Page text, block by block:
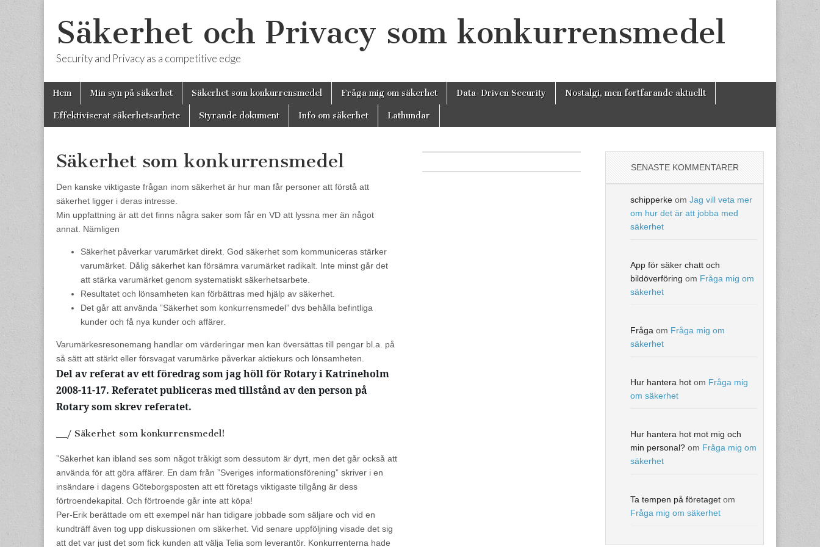
Säkerhet och Privacy som konkurrensmedel
Security and Privacy as a competitive edge
Main
Skip
content
Hem Min syn på säkerhet Säkerhet som konkurrensmedel Fråga mig om säkerhet Data-Driven Security Nostalgi, men fortfarande aktuellt
Effektiviserat säkerhetsarbete Styrande dokument Info om säkerhet Lathundar
Säkerhet som konkurrensmedel
Den kanske viktigaste frågan inom säkerhet är hur man får personer att förstå att
säkerhet ligger i deras intresse.
Min uppfattning är att det finns några saker som får en VD att lyssna mer än något
annat. Nämligen
Säkerhet påverkar varumärket direkt. God säkerhet som kommuniceras stärker
varumärket. Dålig säkerhet kan försämra varumärket radikalt. Inte minst går det
att stärka varumärket genom systematiskt säkerhetsarbete.
Resultatet och lönsamheten kan förbättras med hjälp av säkerhet.
Det går att använda ”Säkerhet som konkurrensmedel” dvs behålla befintliga
kunder och få nya kunder och affärer.
Varumärkesresonemang handlar om värderingar men kan översättas till pengar bl.a. på
så sätt att stärkt eller försvagat varumärke påverkar aktiekurs och lönsamheten.
Del av referat av ett föredrag som jag höll för Rotary i Katrineholm
2008-11-17. Referatet publiceras med tillstånd av den person på
Rotary som skrev referatet.
__/ Säkerhet som konkurrensmedel!
”Säkerhet kan ibland ses som något tråkigt som dessutom är dyrt, men det går också att
använda för att göra affärer. En dam från ”Sveriges informationsförening” skriver i en
insändare i dagens Göteborgsposten att ett företags viktigaste tillgång är dess
förtroendekapital. Och förtroende går inte att köpa!
Per-Erik berättade om ett exempel när han tidigare jobbade som säljare och vid en
kundträff även tog upp diskussionen om säkerhet. Vid senare uppföljning visade det sig
att det var just det som fick kunden att välja Telia som leverantör. Konkurrenterna hade
SENASTE KOMMENTARER
schipperke om Jag vill veta mer
om hur det är att jobba med
säkerhet
App för säker chatt och
bildöverföring om Fråga mig om
säkerhet
Fråga om Fråga mig om
säkerhet
Hur hantera hot om Fråga mig
om säkerhet
Hur hantera hot mot mig och
min personal? om Fråga mig om
säkerhet
Ta tempen på företaget om
Fråga mig om säkerhet